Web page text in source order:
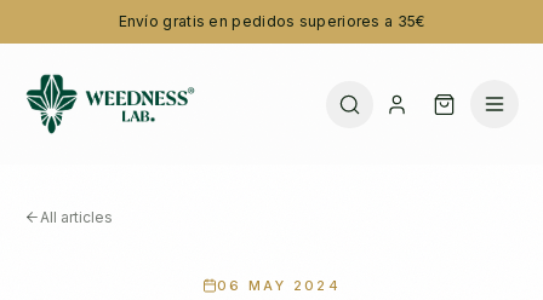
Envío gratis en pedidos superiores a 35€
All articles
06 MAY 2024